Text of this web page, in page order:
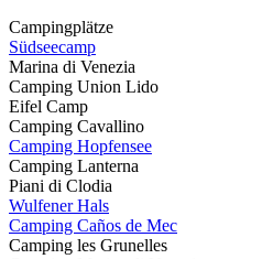
Campingplätze
Südseecamp
Marina di Venezia
Camping Union Lido
Eifel Camp
Camping Cavallino
Camping Hopfensee
Camping Lanterna
Piani di Clodia
Wulfener Hals
Camping Caños de Mec
Camping les Grunelles